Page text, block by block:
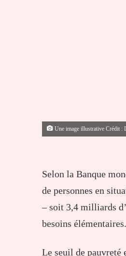
Une image illustrative Crédit :
Selon la Banque
de personnes en
– soit 3,4 milliards
besoins élémentaires.
Le seuil de pauvreté